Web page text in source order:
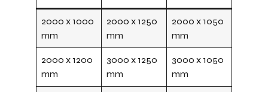
2000 x 1000
mm
2000 x 1250
mm
2000 x 1050
mm
2000 x 1200
mm
3000 x 1250
mm
3000 x 1050
mm